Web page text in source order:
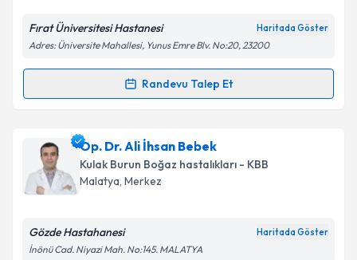
Fırat Üniversitesi Hastanesi Haritada Göster
Adres: Üniversite Mahallesi, Yunus Emre Blv. No:20, 23200
Randevu Talep Et
Randevu Takvimi Talebi
Prof. Dr. Erol Keleşiçin randevu takvimi talebi
oluşturun. Size bu uzmandan randevu almanız için bir
takvim hazırlandığında e-posta ile bilgilendireceğiz.
Op. Dr. Ali İhsan Bebek
Kulak Burun Boğaz hastalıkları - KBB
Malatya, Merkez
Gözde Hastahanesi Haritada Göster
İnönü Cad. Niyazi Mah. No:145. MALATYA